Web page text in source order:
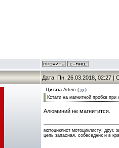
Дата: Пн, 26.03.2018, 02:27 |
Цитата Artem (
)
Кстати на магнитной пробке
Алюминий не магнитится.
мотоциклист мотоциклисту: друг,
цепь запасная, собеседник и в